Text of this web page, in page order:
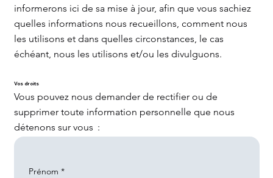
informerons ici de sa mise à jour, afin que vous sachiez
quelles informations nous recueillons, comment nous
les utilisons et dans quelles circonstances, le cas
échéant, nous les utilisons et/ou les divulguons.
Vos droits
Vous pouvez nous demander de rectifier ou de
supprimer toute information personnelle que nous
détenons sur vous :
Prénom *